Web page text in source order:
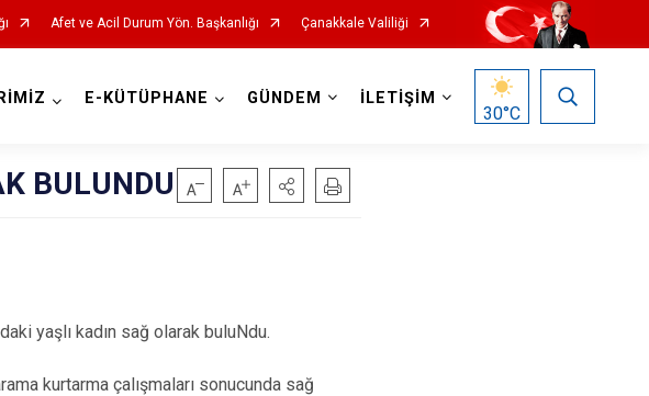
Afet ve Acil Durum Yön. Başkanlığı Çanakkale Valiliği
E-KÜTÜPHANE GÜNDEM İLETİŞİM
30°C
BULUNDU
yaşlı kadın sağ olarak buluNdu.
kurtarma çalışmaları sonucunda sağ